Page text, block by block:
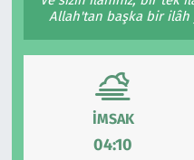
Allah'tan başka bir ilâh
İMSAK
04:10
Turizm